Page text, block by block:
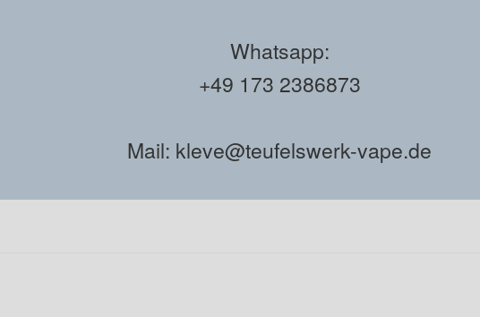
Whatsapp:
+49 173 2386873
Mail: kleve@teufelswerk-vape.de